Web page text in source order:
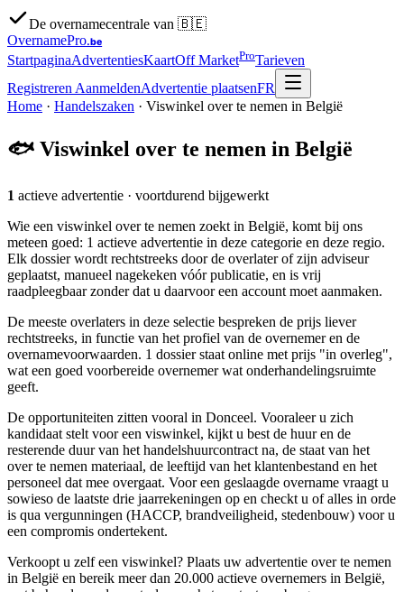
De overnamecentrale van 🇧🇪
OvernamePro.be
StartpaginaAdvertentiesKaartOff MarketProTarieven
Registreren AanmeldenAdvertentie plaatsenFR
Home · Handelszaken · Viswinkel over te nemen in België
🐟 Viswinkel over te nemen in België
1 actieve advertentie · voortdurend bijgewerkt
Wie een viswinkel over te nemen zoekt in België, komt bij ons
meteen goed: 1 actieve advertentie in deze categorie en deze regio.
Elk dossier wordt rechtstreeks door de overlater of zijn adviseur
geplaatst, manueel nagekeken vóór publicatie, en is vrij
raadpleegbaar zonder dat u daarvoor een account moet aanmaken.
De meeste overlaters in deze selectie bespreken de prijs liever
rechtstreeks, in functie van het profiel van de overnemer en de
overnamevoorwaarden. 1 dossier staat online met prijs "in overleg",
wat een goed voorbereide overnemer wat onderhandelingsruimte
geeft.
De opportuniteiten zitten vooral in Donceel. Vooraleer u zich
kandidaat stelt voor een viswinkel, kijkt u best de huur en de
resterende duur van het handelshuurcontract na, de staat van het
over te nemen materiaal, de leeftijd van het klantenbestand en het
personeel dat mee overgaat. Voor een geslaagde overname vraagt u
sowieso de laatste drie jaarrekeningen op en checkt u of alles in orde
is qua vergunningen (HACCP, brandveiligheid, stedenbouw) voor u
een compromis ondertekent.
Verkoopt u zelf een viswinkel? Plaats uw advertentie over te nemen
in België en bereik meer dan 20.000 actieve overnemers in België,